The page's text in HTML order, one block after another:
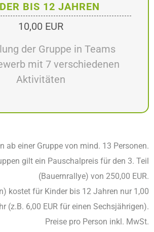
BIS 12 JAHREN
10,00 EUR
der Gruppe in Teams
mit 7 verschiedenen
Aktivitäten
ab einer Gruppe von mind. 13 Personen.
gilt ein Pauschalpreis für den 3. Teil
(Bauernrallye) von 250,00 EUR.
kostet für Kinder bis 12 Jahren nur 1,00
(z.B. 6,00 EUR für einen Sechsjährigen).
Preise pro Person inkl. MwSt.